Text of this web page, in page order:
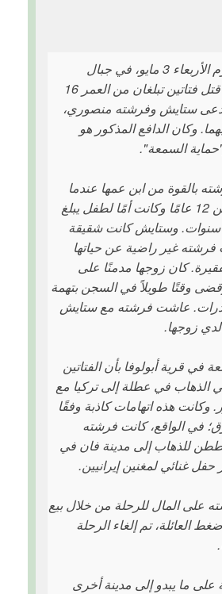
في مساء يوم الأربعاء 3 مايو، في جبال
لرستان، تم قتل فتاتين تبلغان من العمر 16
يدعى ستایش وفرشته منصوري،
وكان الدافع المذكور هو
السمعة".
بالقوة من ابن عمها عندما
كانت في سن 12 عامًا وكانت أمًا لطفل يبلغ
من العمر 5 سنوات. وستایش كانت شقيقة
فرشته غير راضية عن حياتها
كان زوجها مدمنًا على
وقتًا طويلاً في السجن بتهمة
عاشت فرشته مع ستایش
زوجها.
في قرية أبولوفا بأن الفتاتين
الذهاب في عطلة إلى تركيا مع
وكانت هذه اتهامات كاذبة وفقًا
في الواقع، كانت فرشته
للذهاب إلى مدينة فان في
غنائي لمغنين إيرانيين.
على المال للرحلة من خلال بيع
العائلة، تم إلغاء الرحلة
على ما يبدو إلى مدينة أخرى